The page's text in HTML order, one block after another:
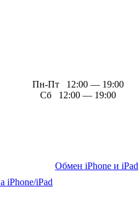
Пн-Пт 12:00 — 19:00
Сб 12:00 — 19:00
iPhone/iPad
Обмен iPhone и iPad